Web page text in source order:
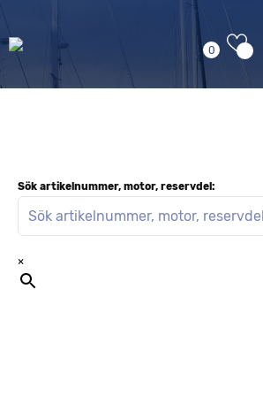
0
Sök artikelnummer, motor, reservdel:
×